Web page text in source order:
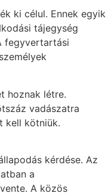
ki célul. Ennek egyik
tájegység
fegyvertartási
hoznak létre.
vadászatra
kell kötniük.
kérdése. Az
a
A közös